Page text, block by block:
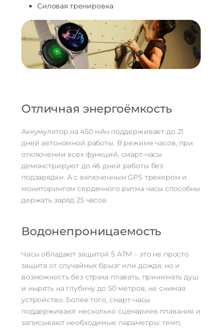
Силовая тренировка
Отличная энергоёмкость
Аккумулятор на 450 мАч поддерживает до 21
дней автономной работы. В режиме часов, при
отключении всех функций, смарт-часы
демонстрируют до 46 дней работы без
подзарядки. А с включенным GPS трекером и
мониторингом сердечного ритма часы способны
держать заряд 25 часов.
Водонепроницаемость
Часы обладают защитой 5 АТМ – это не просто
защита от случайных брызг или дождя, но и
возможность без страха плавать, принимать душ
и нырять на глубину до 50 метров, не снимая
устройство. Более того, смарт-часы
поддерживают несколько сценариев плавания и
записывают необходимые параметры: темп,